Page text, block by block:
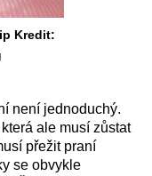
Kredit:
není jednoduchý.
ale musí zůstat
přežit praní
se obvykle